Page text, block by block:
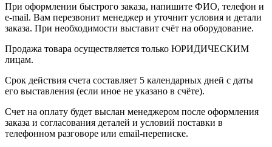
При оформлении быстрого заказа, напишите ФИО, телефон и
e-mail. Вам перезвонит менеджер и уточнит условия и детали
заказа. При необходимости выставит счёт на оборудование.
Продажа товара осуществляется только ЮРИДИЧЕСКИМ
лицам.
Срок действия счета составляет 5 календарных дней с даты
его выставления (если иное не указано в счёте).
Счет на оплату будет выслан менеджером после оформления
заказа и согласования деталей и условий поставки в
телефонном разговоре или email-переписке.